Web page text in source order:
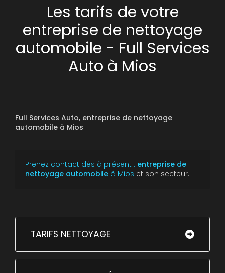
Les tarifs de votre
entreprise de nettoyage
automobile - Full Services
Auto à Mios
Full Services Auto, entreprise de nettoyage
automobile à Mios.
Prenez contact dès à présent : entreprise de
nettoyage automobile à Mios et son secteur.
TARIFS NETTOYAGE